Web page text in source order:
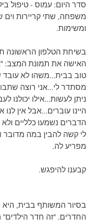
סדר היום: עמוס - טיפול
משפחה, שתי קריירות וים
ומשימות.
בשיחת הטלפון הראשונה
האישה את תמונת המצב:
טוב בבית...משהו לא
מסתדר לי...אני רוצה
ניתן לעשות...אילו יכולנו
היינו עוברים...אבל אין
הדברים נשמעו כלליים
לי קשה להבין במה
מפריע לה.
קבענו להיפגש.
בסיור המשותף בבית, היא
החדרים. "זה חדר הילדים"